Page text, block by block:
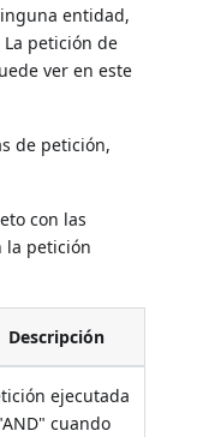
entidad,
petición de
ver en este
de petición,
con las
la petición
Descripción
ejecutada
cuando